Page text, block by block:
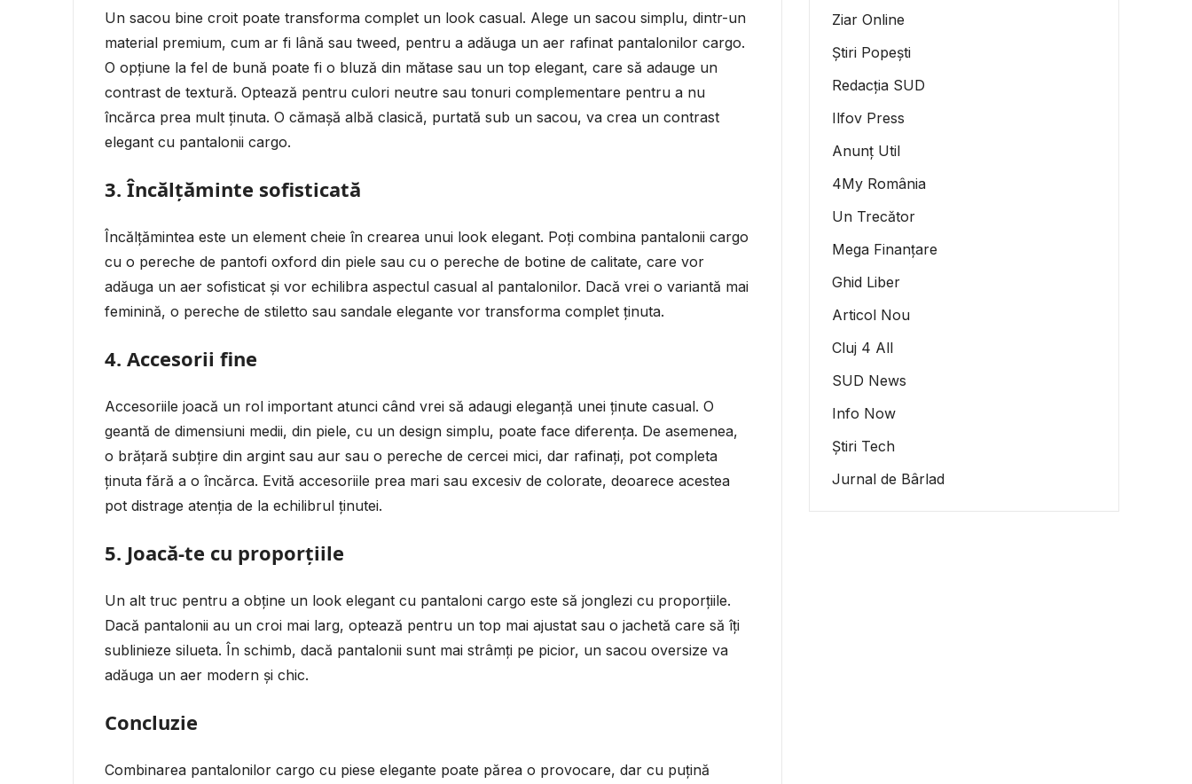
Un sacou bine croit poate transforma complet un look casual. Alege un sacou simplu, dintr-un
material premium, cum ar fi lână sau tweed, pentru a adăuga un aer rafinat pantalonilor cargo.
O opțiune la fel de bună poate fi o bluză din mătase sau un top elegant, care să adauge un
contrast de textură. Optează pentru culori neutre sau tonuri complementare pentru a nu
încărca prea mult ținuta. O cămașă albă clasică, purtată sub un sacou, va crea un contrast
elegant cu pantalonii cargo.
3.Încălțăminte sofisticată
Încălțămintea este un element cheie în crearea unui look elegant. Poți combina pantalonii cargo
cu o pereche de pantofi oxford din piele sau cu o pereche de botine de calitate, care vor
adăuga un aer sofisticat și vor echilibra aspectul casual al pantalonilor. Dacă vrei o variantă mai
feminină, o pereche de stiletto sau sandale elegante vor transforma complet ținuta.
4. Accesorii fine
Accesoriile joacă un rol important atunci când vrei să adaugi eleganță unei ținute casual. O
geantă de dimensiuni medii, din piele, cu un design simplu, poate face diferența. De asemenea,
o brățară subțire din argint sau aur sau o pereche de cercei mici, dar rafinați, pot completa
ținuta fără a o încărca. Evită accesoriile prea mari sau excesiv de colorate, deoarece acestea
pot distrage atenția de la echilibrul ținutei.
5. Joacă-te cu proporțiile
Un alt truc pentru a obține un look elegant cu pantaloni cargo este să jonglezi cu proporțiile.
Dacă pantalonii au un croi mai larg, optează pentru un top mai ajustat sau o jachetă care să îți
sublinieze silueta. În schimb, dacă pantalonii sunt mai strâmți pe picior, un sacou oversize va
adăuga un aer modern și chic.
Concluzie
Combinarea pantalonilor cargo cu piese elegante poate părea o provocare, dar cu puțină
Ziar Online
Știri Popești
Redacția SUD
Ilfov Press
Anunț Util
4My România
Un Trecător
Mega Finanțare
Ghid Liber
Articol Nou
Cluj 4 All
SUD News
Info Now
Știri Tech
Jurnal de Bârlad